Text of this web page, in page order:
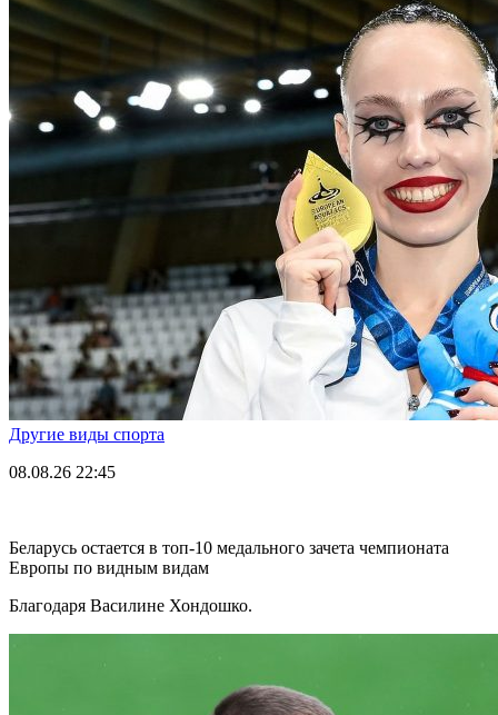
Другие виды спорта
08.08.26 22:45
Беларусь остается в топ-10 медального зачета чемпионата
Европы по видным видам
Благодаря Василине Хондошко.